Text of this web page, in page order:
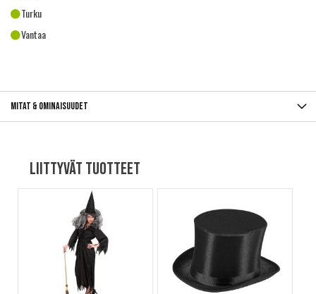
Turku
Vantaa
Mitat & ominaisuudet
Liittyvät tuotteet